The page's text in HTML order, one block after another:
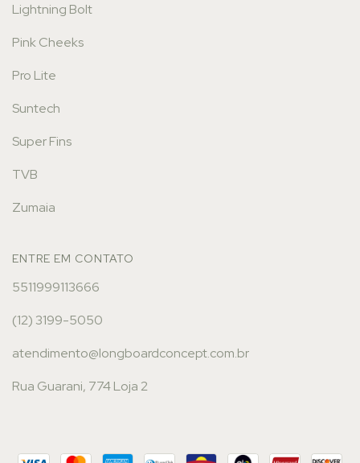
Lightning Bolt
Pink Cheeks
Pro Lite
Suntech
Super Fins
TVB
Zumaia
ENTRE EM CONTATO
5511999113666
(12) 3199-5050
atendimento@longboardconcept.com.br
Rua Guarani, 774 Loja 2